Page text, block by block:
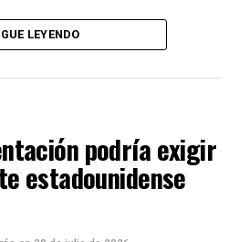
acerca de los acontecimientos
internacional.
LEYENDO
podría exigir
estadounidense